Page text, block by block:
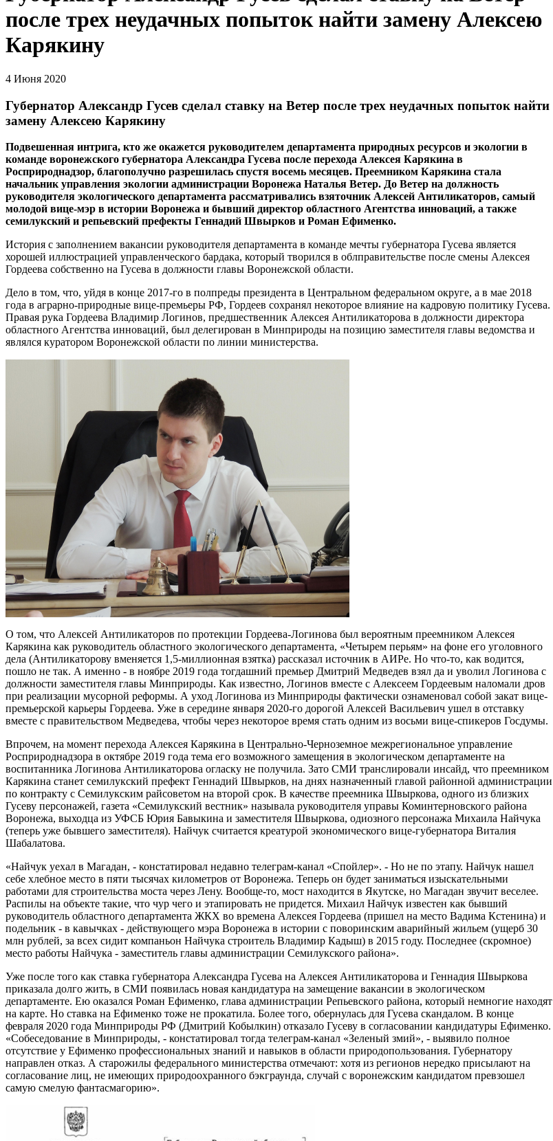
после трех неудачных попыток найти замену Алексею
Карякину
4 Июня 2020
Губернатор Александр Гусев сделал ставку на Ветер после трех неудачных попыток найти
замену Алексею Карякину
Подвешенная интрига, кто же окажется руководителем департамента природных ресурсов и экологии в
команде воронежского губернатора Александра Гусева после перехода Алексея Карякина в
Росприроднадзор, благополучно разрешилась спустя восемь месяцев. Преемником Карякина стала
начальник управления экологии администрации Воронежа Наталья Ветер. До Ветер на должность
руководителя экологического департамента рассматривались взяточник Алексей Антиликаторов, самый
молодой вице-мэр в истории Воронежа и бывший директор областного Агентства инноваций, а также
семилукский и репьевский префекты Геннадий Швырков и Роман Ефименко.
История с заполнением вакансии руководителя департамента в команде мечты губернатора Гусева является
хорошей иллюстрацией управленческого бардака, который творился в облправительстве после смены Алексея
Гордеева собственно на Гусева в должности главы Воронежской области.
Дело в том, что, уйдя в конце 2017-го в полпреды президента в Центральном федеральном округе, а в мае 2018
года в аграрно-природные вице-премьеры РФ, Гордеев сохранял некоторое влияние на кадровую политику Гусева.
Правая рука Гордеева Владимир Логинов, предшественник Алексея Антиликаторова в должности директора
областного Агентства инноваций, был делегирован в Минприроды на позицию заместителя главы ведомства и
являлся куратором Воронежской области по линии министерства.
О том, что Алексей Антиликаторов по протекции Гордеева-Логинова был вероятным преемником Алексея
Карякина как руководитель областного экологического департамента, «Четырем перьям» на фоне его уголовного
дела (Антиликаторову вменяется 1,5-миллионная взятка) рассказал источник в АИРе. Но что-то, как водится,
пошло не так. А именно - в ноябре 2019 года тогдашний премьер Дмитрий Медведев взял да и уволил Логинова с
должности заместителя главы Минприроды. Как известно, Логинов вместе с Алексеем Гордеевым наломали дров
при реализации мусорной реформы. А уход Логинова из Минприроды фактически ознаменовал собой закат вице-
премьерской карьеры Гордеева. Уже в середине января 2020-го дорогой Алексей Васильевич ушел в отставку
вместе с правительством Медведева, чтобы через некоторое время стать одним из восьми вице-спикеров Госдумы.
Впрочем, на момент перехода Алексея Карякина в Центрально-Черноземное межрегиональное управление
Росприроднадзора в октябре 2019 года тема его возможного замещения в экологическом департаменте на
воспитанника Логинова Антиликаторова огласку не получила. Зато СМИ транслировали инсайд, что преемником
Карякина станет семилукский префект Геннадий Швырков, на днях назначенный главой районной администрации
по контракту с Семилукским райсоветом на второй срок. В качестве преемника Швыркова, одного из близких
Гусеву персонажей, газета «Семилукский вестник» называла руководителя управы Коминтерновского района
Воронежа, выходца из УФСБ Юрия Бавыкина и заместителя Швыркова, одиозного персонажа Михаила Найчука
(теперь уже бывшего заместителя). Найчук считается креатурой экономического вице-губернатора Виталия
Шабалатова.
«Найчук уехал в Магадан, - констатировал недавно телеграм-канал «Спойлер». - Но не по этапу. Найчук нашел
себе хлебное место в пяти тысячах километров от Воронежа. Теперь он будет заниматься изыскательными
работами для строительства моста через Лену. Вообще-то, мост находится в Якутске, но Магадан звучит веселее.
Распилы на объекте такие, что чур чего и этапировать не придется. Михаил Найчук известен как бывший
руководитель областного департамента ЖКХ во времена Алексея Гордеева (пришел на место Вадима Кстенина) и
подельник - в кавычках - действующего мэра Воронежа в истории с поворинским аварийный жильем (ущерб 30
млн рублей, за всех сидит компаньон Найчука строитель Владимир Кадыш) в 2015 году. Последнее (скромное)
место работы Найчука - заместитель главы администрации Семилукского района».
Уже после того как ставка губернатора Александра Гусева на Алексея Антиликаторова и Геннадия Швыркова
приказала долго жить, в СМИ появилась новая кандидатура на замещение вакансии в экологическом
департаменте. Ею оказался Роман Ефименко, глава администрации Репьевского района, который немногие находят
на карте. Но ставка на Ефименко тоже не прокатила. Более того, обернулась для Гусева скандалом. В конце
февраля 2020 года Минприроды РФ (Дмитрий Кобылкин) отказало Гусеву в согласовании кандидатуры Ефименко.
«Собеседование в Минприроды, - констатировал тогда телеграм-канал «Зеленый змий», - выявило полное
отсутствие у Ефименко профессиональных знаний и навыков в области природопользования. Губернатору
направлен отказ. А старожилы федерального министерства отмечают: хотя из регионов нередко присылают на
согласование лиц, не имеющих природоохранного бэкграунда, случай с воронежским кандидатом превзошел
самую смелую фантасмагорию».